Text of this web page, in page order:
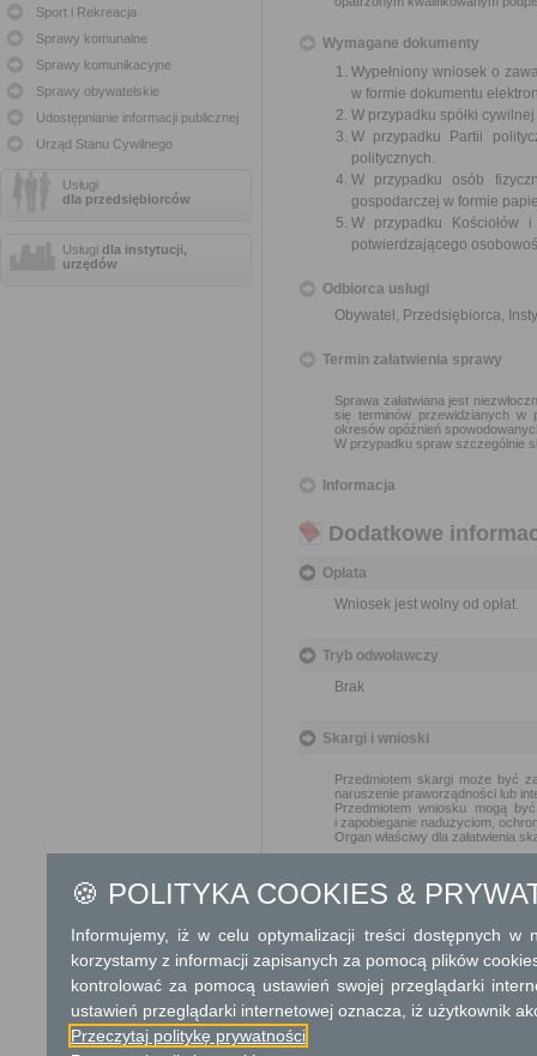
Sport i Rekreacja
Sprawy komunalne
Sprawy komunikacyjne
Sprawy obywatelskie
Udostępnianie informacji publicznej
Urząd Stanu Cywilnego
Usługi
dla przedsiębiorców
Usługi dla instytucji,
urzędów
Wymagane dokumenty
Wypełniony wniosek o
w formie dokumentu
W przypadku spółki
W przypadku Partii
politycznych.
W przypadku osób
gospodarczej w formie
W przypadku Kościołów
potwierdzającego
Odbiorca usługi
Obywatel, Przedsiębiorca,
Termin załatwienia sprawy
Sprawa załatwiana jest
się terminów przewidzianych w
okresów opóźnień
W przypadku spraw szczególnie
Informacja
Dodatkowe
Opłata
Wniosek jest wolny od opłat.
Tryb odwoławczy
Brak
Skargi i wnioski
Przedmiotem skargi może być
naruszenie praworządności lub
Przedmiotem wniosku mogą
i zapobieganie nadużyciom,
Organ właściwy dla załatwienia
Informacje dodatkowe
bezprzetargowej, jeżeli
nieruchomości jest
U. z 2017 r. poz. 2176).
Podstawa prawna
🍪 POLITYKA COOKIES &
Informujemy, iż w celu optymalizacji treści dostępnych w
korzystamy z informacji zapisanych za pomocą plików
kontrolować za pomocą ustawień swojej przeglądarki
ustawień przeglądarki internetowej oznacza, iż użytkownik
Przeczytaj politykę prywatności